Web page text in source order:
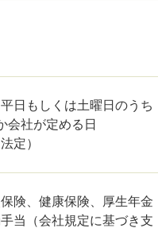
日もしくは土曜日のうち
会社が定める日
定）
険、健康保険、厚生年金
手当（会社規定に基づき支